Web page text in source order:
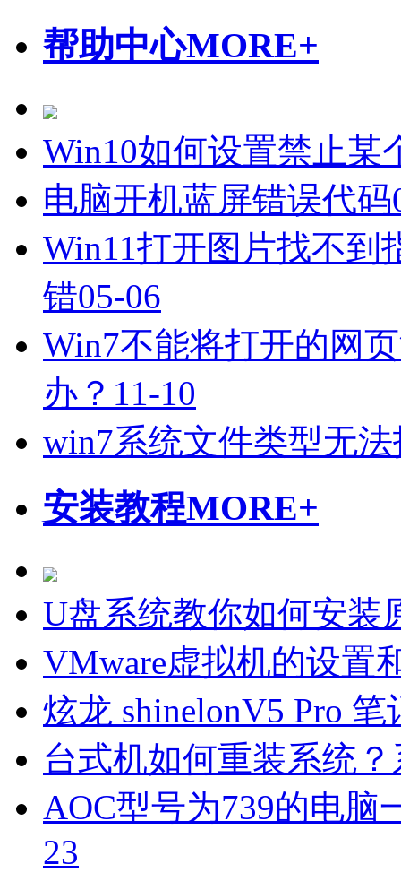
帮助中心MORE+
Win10如何设置禁止某
电脑开机蓝屏错误代码
Win11打开图片找不到
错05-06
Win7不能将打开的网
办？ 11-10
win7系统文件类型无
安装教程MORE+
U盘系统教你如何安装
VMware虚拟机的设置
炫龙 shinelonV5 Pro
台式机如何重装系统
AOC型号为739的电脑
23